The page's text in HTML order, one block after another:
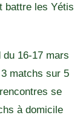
battre les Yétis
16-17 mars
matchs sur 5
se
à domicile